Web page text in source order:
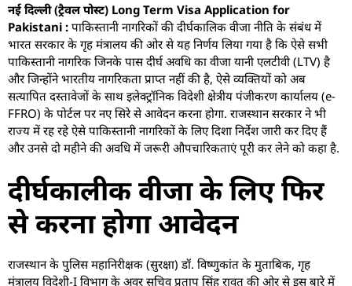
नई दिल्ली (ट्रैवल पोस्ट) Long Term Visa Application for
Pakistani : पाकिस्तानी नागरिकों की दीर्घकालिक वीजा नीति के संबंध में
भारत सरकार के गृह मंत्रालय की ओर से यह निर्णय लिया गया है कि ऐसे सभी
पाकिस्तानी नागरिक जिनके पास दीर्घ अवधि का वीजा यानी एलटीवी (LTV) है
और जिन्होंने भारतीय नागरिकता प्राप्त नहीं की है, ऐसे व्यक्तियों को अब
सत्यापित दस्तावेजों के साथ इलेक्ट्रॉनिक विदेशी क्षेत्रीय पंजीकरण कार्यालय (e-
FFRO) के पोर्टल पर नए सिरे से आवेदन करना होगा. राजस्थान सरकार ने भी
राज्य में रह रहे ऐसे पाकिस्तानी नागरिकों के लिए दिशा निर्देश जारी कर दिए हैं
और उनसे दो महीने की अवधि में जरूरी औपचारिकताएं पूरी कर लेने को कहा है.
दीर्घकालीक वीजा के लिए फिर
से करना होगा आवेदन
राजस्थान के पुलिस महानिरीक्षक (सुरक्षा) डॉ. विष्णुकांत के मुताबिक, गृह
मंत्रालय विदेशी-I विभाग के अवर सचिव प्रताप सिंह रावत की ओर से इस बारे में